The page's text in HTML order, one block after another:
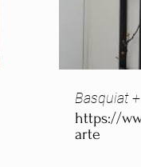
Basquiat
https://
arte